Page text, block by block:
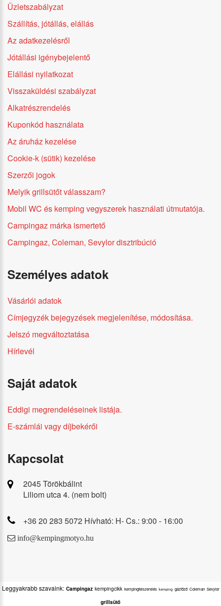
Üzletszabályzat
Szállítás, jótállás, elállás
Az adatkezelésről
Jótállási igénybejelentő
Elállási nyilatkozat
Visszaküldési szabályzat
Alkatrészrendelés
Kuponkód használata
Az áruház kezelése
Cookie-k (sütik) kezelése
Szerzői jogok
Melyik grillsütőt válasszam?
Mobil WC és kemping vegyszerek használati útmutatója.
Campingaz márka ismertető
Campingaz, Coleman, Sevylor disztribúció
Személyes adatok
Vásárlói adatok
Címjegyzék bejegyzések megjelenítése, módosítása.
Jelszó megváltoztatása
Hírlevél
Saját adatok
Eddigi megrendeléseinek listája.
E-számlái vagy díjbekérői
Kapcsolat
2045 Törökbálint
Liliom utca 4. (nem bolt)
+36 20 283 5072 Hívható: H- Cs.: 9:00 - 16:00
info@kempingmotyo.hu
Leggyakrabb szavaink: Campingaz kempingcikk kempingfelszerelés kemping gázfőző Coleman Sevylor
grillsütő